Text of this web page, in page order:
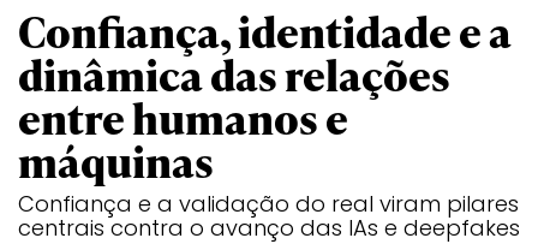
Confiança, identidade e a
dinâmica das relações
entre humanos e
máquinas
Confiança e a validação do real viram pilares
centrais contra o avanço das IAs e deepfakes